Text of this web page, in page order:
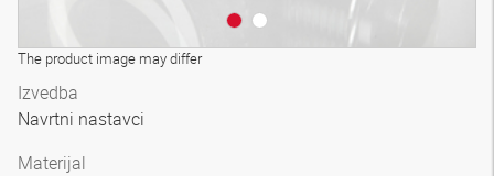
The product image may differ
Izvedba
Navrtni nastavci
Materijal